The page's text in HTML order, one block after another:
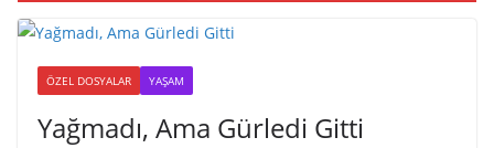
ÖZEL DOSYALAR YAŞAM
Yağmadı, Ama Gürledi Gitti